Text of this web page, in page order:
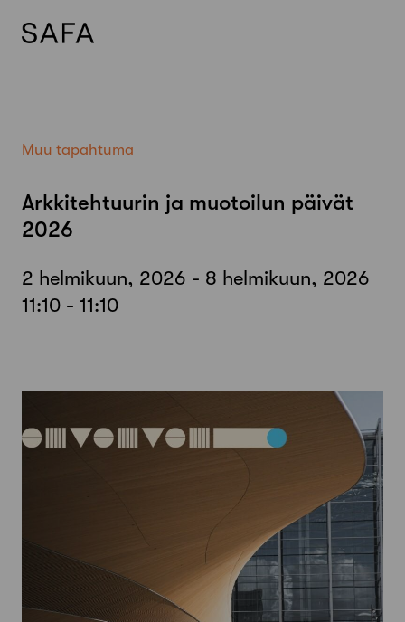
Muu tapahtuma
Arkkitehtuurin ja muotoilun päivät
2026
2 helmikuun, 2026 - 8 helmikuun, 2026
11:10 - 11:10